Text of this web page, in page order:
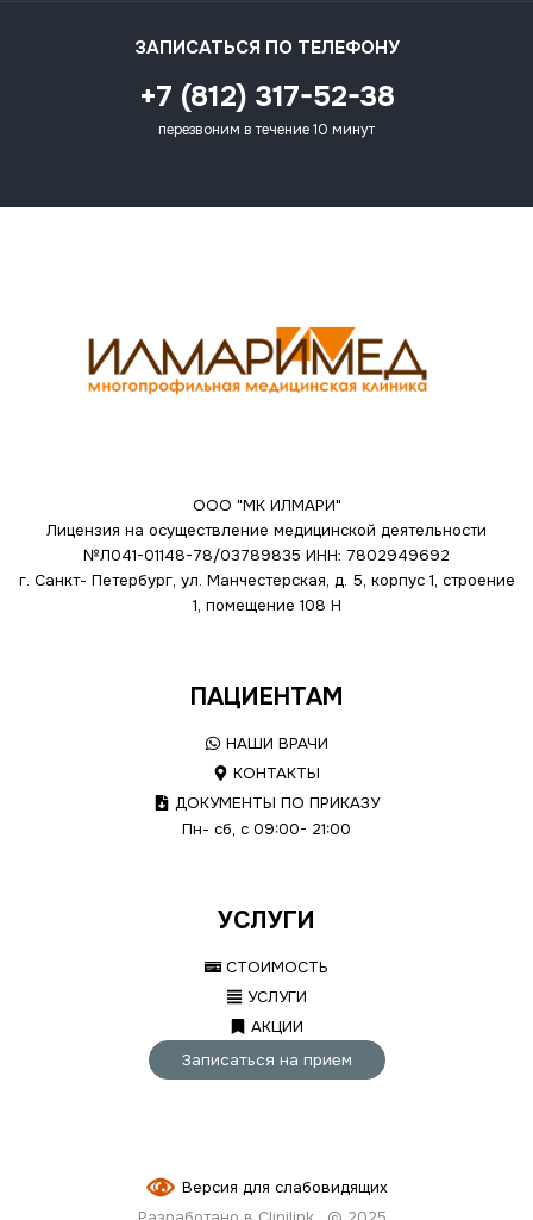
ЗАПИСАТЬСЯ ПО ТЕЛЕФОНУ
+7 (812) 317-52-38
перезвоним в течение 10 минут
ООО "МК ИЛМАРИ"
Лицензия на осуществление медицинской деятельности
№Л041-01148-78/03789835 ИНН: 7802949692
г. Санкт- Петербург, ул. Манчестерская, д. 5, корпус 1, строение
1, помещение 108 Н
ПАЦИЕНТАМ
НАШИ ВРАЧИ
КОНТАКТЫ
ДОКУМЕНТЫ ПО ПРИКАЗУ
Пн- сб, с 09:00- 21:00
УСЛУГИ
СТОИМОСТЬ
УСЛУГИ
АКЦИИ
Записаться на прием
Версия для слабовидящих